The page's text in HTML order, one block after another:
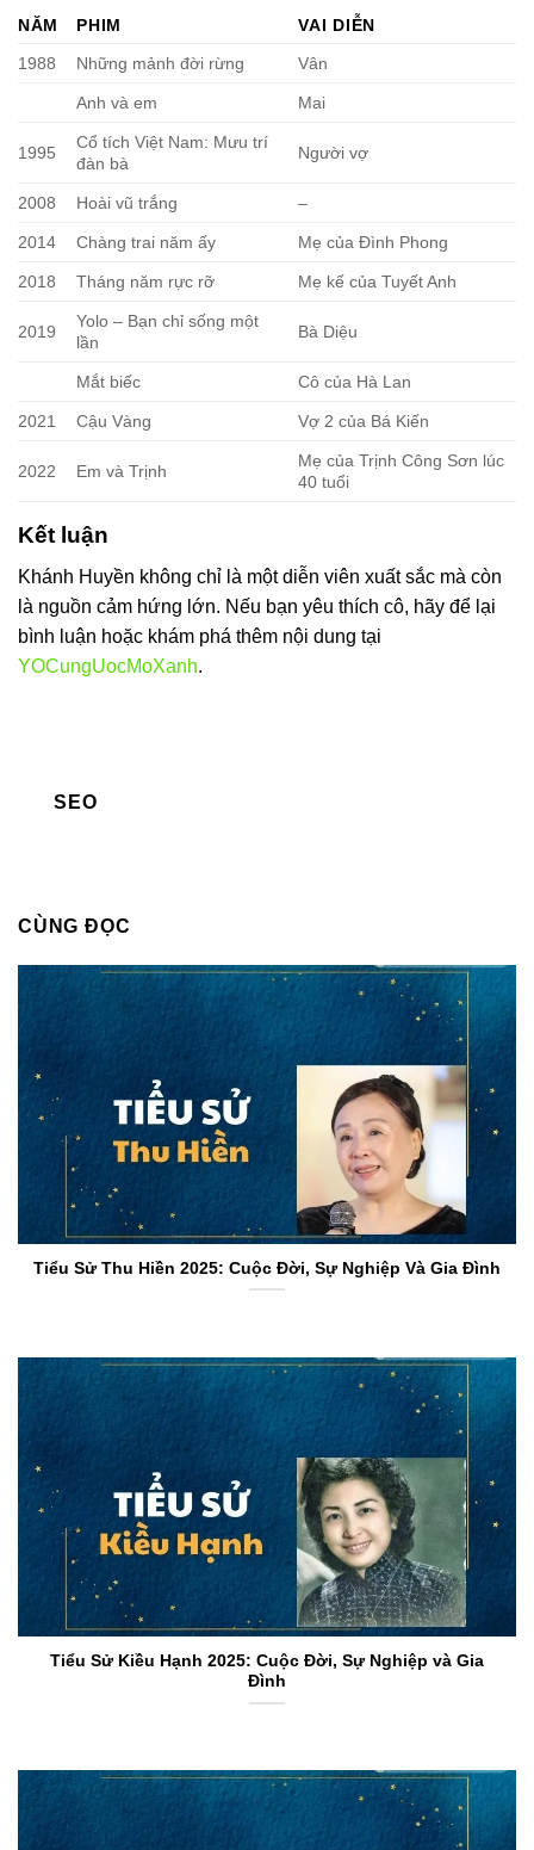
NĂM PHIM
VAI DIỄN
1988
Những mảnh đời rừng Vân
Anh và em Mai
1995
Cổ tích Việt Nam: Mưu trí
đàn bà
Người vợ
2008 Hoài vũ trắng –
2014 Chàng trai năm ấy Mẹ của Đình Phong
2018 Tháng năm rực rỡ Mẹ kế của Tuyết Anh
2019
Yolo – Bạn chỉ sống một
lần
Bà Diệu
Mắt biếc Cô của Hà Lan
2021 Cậu Vàng Vợ 2 của Bá Kiến
2022 Em và Trịnh
Mẹ của Trịnh Công Sơn lúc
40 tuổi
Kết luận
Khánh Huyền không chỉ là một diễn viên xuất sắc mà còn
là nguồn cảm hứng lớn. Nếu bạn yêu thích cô, hãy để lại
bình luận hoặc khám phá thêm nội dung tại
YOCungUocMoXanh.
SEO
CÙNG ĐỌC
Tiểu Sử Thu Hiền 2025: Cuộc Đời, Sự Nghiệp Và Gia Đình
Tiểu Sử Kiều Hạnh 2025: Cuộc Đời, Sự Nghiệp và Gia
Đình